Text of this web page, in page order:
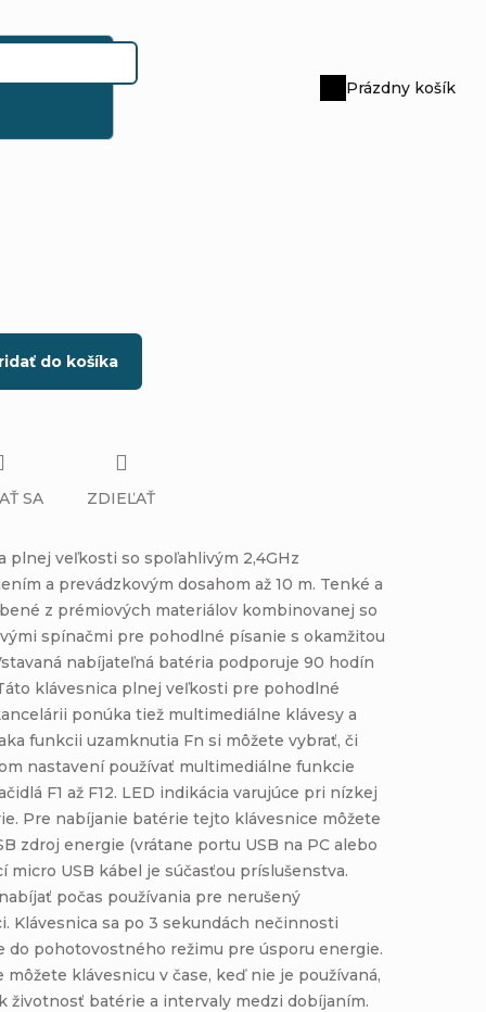
Nákupný
Prázdny košík
do košíka
plnej veľkosti so spoľahlivým 2,4GHz
a prevádzkovým dosahom až 10 m. Tenké a
z prémiových materiálov kombinovanej so
spínačmi pre pohodlné písanie s okamžitou
nabíjateľná batéria podporuje 90 hodín
klávesnica plnej veľkosti pre pohodlné
ponúka tiež multimediálne klávesy a
funkcii uzamknutia Fn si môžete vybrať, či
nastavení používať multimediálne funkcie
F1 až F12. LED indikácia varujúce pri nízkej
Pre nabíjanie batérie tejto klávesnice môžete
zdroj energie (vrátane portu USB na PC alebo
micro USB kábel je súčasťou príslušenstva.
počas používania pre nerušený
Klávesnica sa po 3 sekundách nečinnosti
do pohotovostného režimu pre úsporu energie.
klávesnicu v čase, keď nie je používaná,
životnosť batérie a intervaly medzi dobíjaním.
SA ZDIEĽAŤ